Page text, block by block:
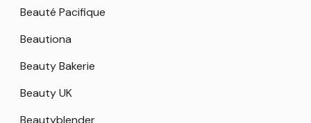
Beauté Pacifique
Beautiona
Beauty Bakerie
Beauty UK
Beautyblender